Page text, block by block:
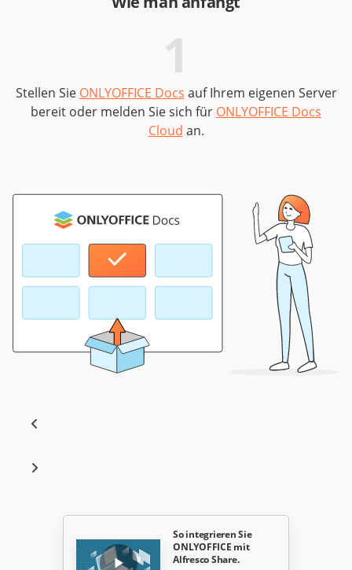
1
Stellen Sie ONLYOFFICE Docs auf Ihrem eigenen Server
bereit oder melden Sie sich für ONLYOFFICE Docs
Cloud an.
So integrieren Sie
ONLYOFFICE mit
Alfresco Share.